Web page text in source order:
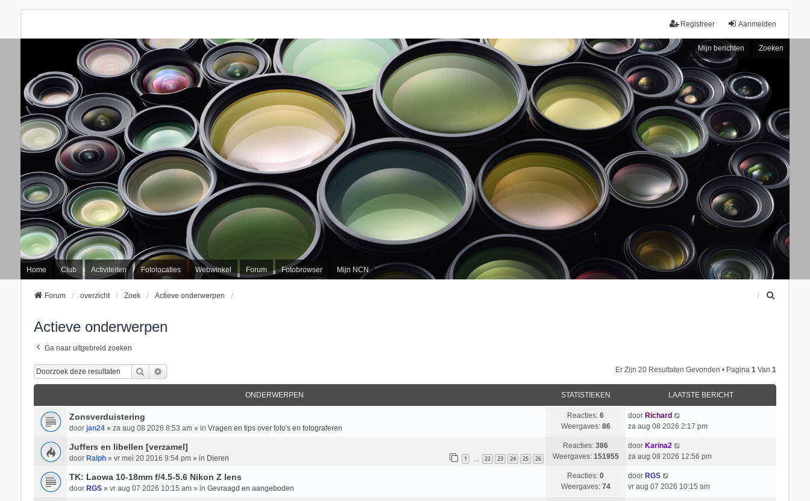
Aanmelden
Registreer
Mijn berichten Zoeken
Home Club Activiteiten Fotolocaties Webwinkel Forum Fotobrowser Mijn NCN
Forum overzicht Zoek Actieve onderwerpen
Actieve onderwerpen
Ga naar uitgebreid zoeken
Zoek Er Zijn 20 Resultaten Gevonden • Pagina1 Van1
ONDERWERPEN STATISTIEKEN LAATSTE BERICHT
Zonsverduistering
door jan24» za aug 08 2026 8:53 am » in Vragen en tips over foto's en fotograferen
Reacties:6
Weergaves: 86
door Richard
za aug 08 2026 2:17 pm
Juffers en libellen [verzamel]
door Ralph» vr mei 20 2016 9:54 pm » in Dieren 1 22 23 24 25 26
Reacties:386
Weergaves: 151955
door Karina2
za aug 08 2026 12:56 pm
TK: Laowa 10-18mm f/4.5-5.6 Nikon Z lens
door RGS» vr aug 07 2026 10:15 am » in Gevraagd en aangeboden
Reacties:0
Weergaves: 74
door RGS
vr aug 07 2026 10:15 am